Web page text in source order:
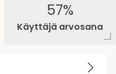
57%
Käyttäjä arvosana